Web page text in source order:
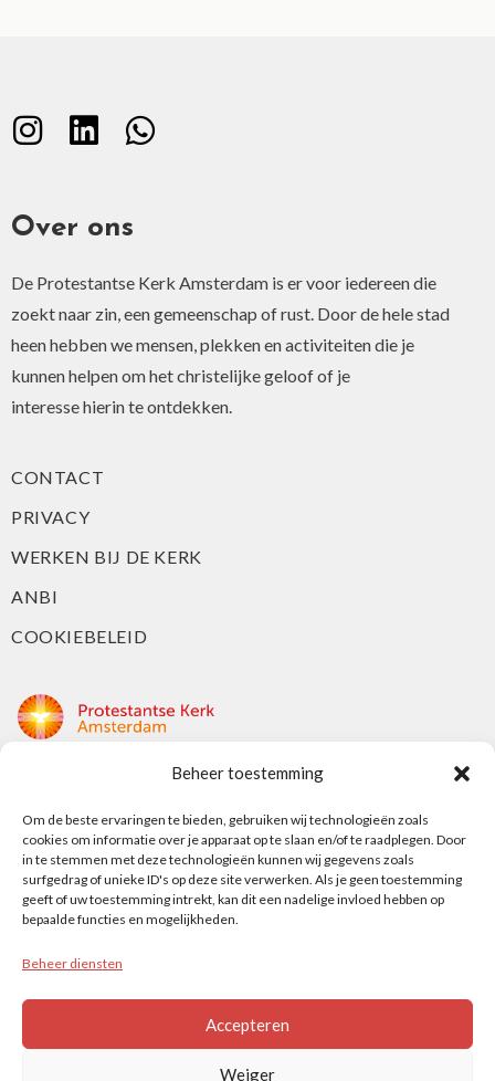
Beheer toestemming
Om de beste ervaringen te bieden, gebruiken wij technologieën zoals
cookies om informatie over je apparaat op te slaan en/of te raadplegen. Door
in te stemmen met deze technologieën kunnen wij gegevens zoals
surfgedrag of unieke ID's op deze site verwerken. Als je geen toestemming
geeft of uw toestemming intrekt, kan dit een nadelige invloed hebben op
bepaalde functies en mogelijkheden.
Beheer diensten
Accepteren
Weiger
Over ons
De Protestantse Kerk Amsterdam is er voor iedereen die
zoekt naar zin, een gemeenschap of rust. Door de hele stad
heen hebben we mensen, plekken en activiteiten die je
kunnen helpen om het christelijke geloof of je
interesse hierin te ontdekken.
CONTACT
PRIVACY
WERKEN BIJ DE KERK
ANBI
COOKIEBELEID
Nieuwe Herengracht 18
1018 DP Amsterdam
t: 020 5353 700
e: info@protestantsamsterdam.nl
Protestantse Diaconie Amsterdam
e: info@diaconie.org